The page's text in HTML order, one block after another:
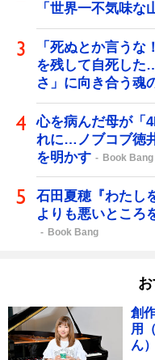
「世界一不気味な
「死ぬとか言う
を残して自死した
さ」に向き合う魂
心を病んだ母が「
れに…ノブコブ徳
を明かす
Book Bang
石田夏穂『わたし
よりも悪いところ
Book Bang
創
用
ん